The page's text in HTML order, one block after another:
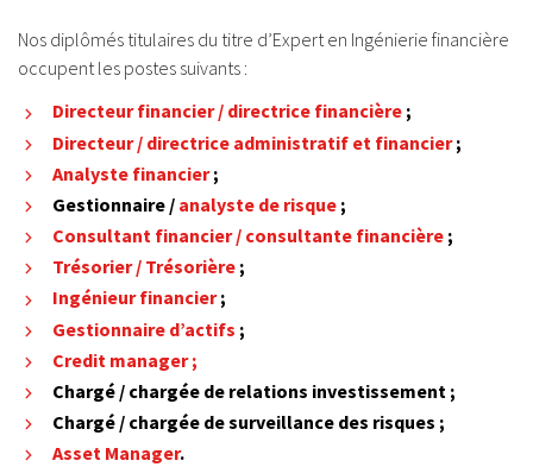
Nos diplômés titulaires du titre d’Expert en Ingénierie financière
occupent les postes suivants :
Directeur financier / directrice financière ;
Directeur/ directrice administratif et financier;
Analyste financier;
Gestionnaire / analyste de risque ;
Consultant financier / consultante financière ;
Trésorier / Trésorière ;
Ingénieur financier;
Gestionnaire d’actifs ;
Credit manager ;
Chargé / chargée de relations investissement ;
Chargé / chargée de surveillance des risques ;
Asset Manager.